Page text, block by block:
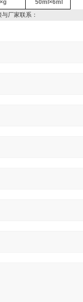
50ml×6ml
厂家联系：